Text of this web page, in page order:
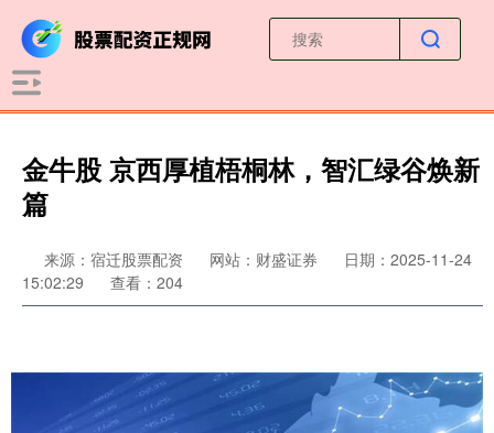
金牛股 京西厚植梧桐林，智汇绿谷焕新
篇
来源：宿迁股票配资 网站：财盛证券
日期：2025-11-24
15:02:29
查看：204